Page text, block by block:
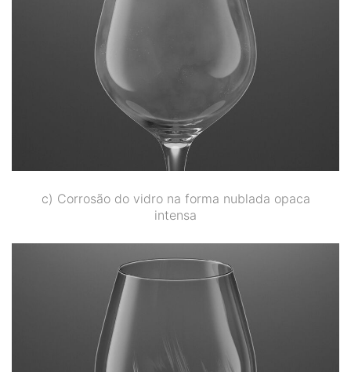
c) Corrosão do vidro na forma nublada opaca
intensa